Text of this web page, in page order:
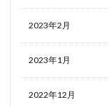
2023年2月
2023年1月
2022年12月